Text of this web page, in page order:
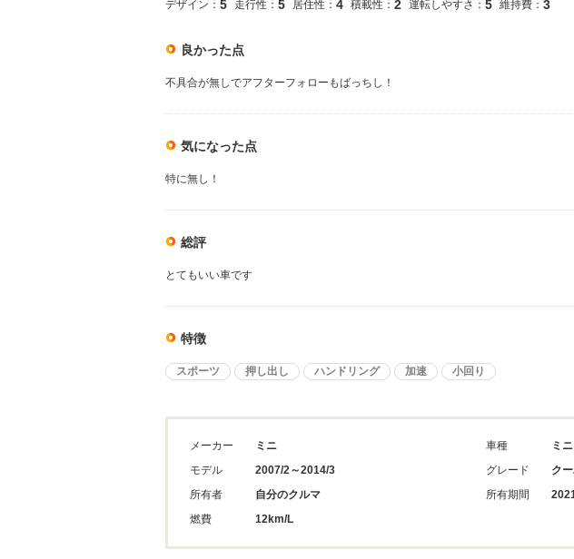
デザイン： 5 走行性： 5 居住性： 4 積載性： 2 運転しやすさ： 5 維持費： 3
良かった点
不具合が無しでアフターフォローもばっちし！
気になった点
特に無し！
総評
とてもいい車です
特徴
スポーツ 押し出し ハンドリング 加速 小回り
メーカー
ミニ
モデル
2007/2～2014/3
所有者
自分のクルマ
燃費
12km/L
車種
ミニ
グレード
ク
所有期間